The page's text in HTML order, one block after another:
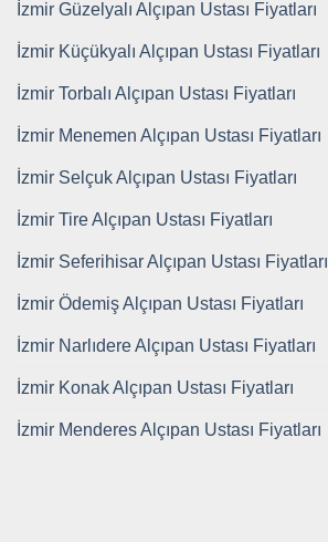
İzmir Güzelyalı Alçıpan Ustası Fiyatları
İzmir Küçükyalı Alçıpan Ustası Fiyatları
İzmir Torbalı Alçıpan Ustası Fiyatları
İzmir Menemen Alçıpan Ustası Fiyatları
İzmir Selçuk Alçıpan Ustası Fiyatları
İzmir Tire Alçıpan Ustası Fiyatları
İzmir Seferihisar Alçıpan Ustası Fiyatları
İzmir Ödemiş Alçıpan Ustası Fiyatları
İzmir Narlıdere Alçıpan Ustası Fiyatları
İzmir Konak Alçıpan Ustası Fiyatları
İzmir Menderes Alçıpan Ustası Fiyatları